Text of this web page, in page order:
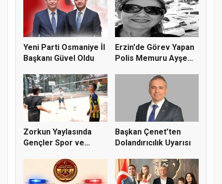
Yeni Parti Osmaniye İl
Başkanı Güvel Oldu
Erzin'de Görev Yapan
Polis Memuru Ayşe
Zorkun Yaylasında
Gençler Spor ve
Başkan Çenet’ten
Dolandırıcılık Uyarısı